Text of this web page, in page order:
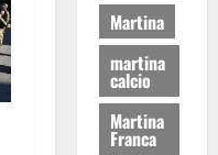
Martina
martina
calcio
Martina
Franca